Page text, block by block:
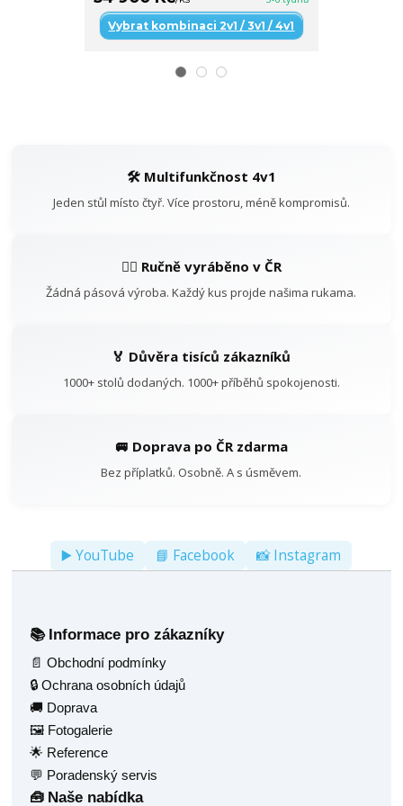
Vybrat kombinaci 2v1 / 3v1 / 4v1
🛠️ Multifunkčnost 4v1
Jeden stůl místo čtyř. Více prostoru, méně kompromisů.
👷‍♂️ Ručně vyráběno v ČR
Žádná pásová výroba. Každý kus projde našima rukama.
🏅 Důvěra tisíců zákazníků
1000+ stolů dodaných. 1000+ příběhů spokojenosti.
🚐 Doprava po ČR zdarma
Bez příplatků. Osobně. A s úsměvem.
▶️ YouTube 📘 Facebook 📸 Instagram
📚 Informace pro zákazníky
📄 Obchodní podmínky
🔒 Ochrana osobních údajů
🚚 Doprava
🖼️ Fotogalerie
🌟 Reference
💬 Poradenský servis
🧰 Naše nabídka